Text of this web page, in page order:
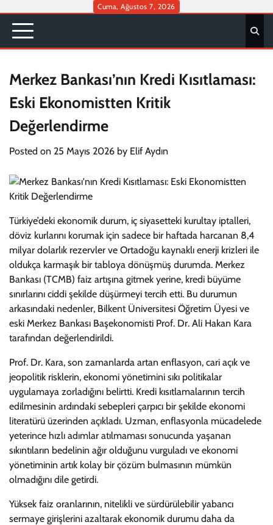
content
Cuma, Ağustos 7, 2026
Merkez Bankası’nın Kredi Kısıtlaması:
Eski Ekonomistten Kritik
Değerlendirme
Posted on 25 Mayıs 2026 by Elif Aydın
Türkiye’deki ekonomik durum, iç siyasetteki kurultay iptalleri,
döviz kurlarını korumak için sadece bir haftada harcanan 8,4
milyar dolarlık rezervler ve Ortadoğu kaynaklı enerji krizleri ile
oldukça karmaşık bir tabloya dönüşmüş durumda. Merkez
Bankası (TCMB) faiz artışına gitmek yerine, kredi büyüme
sınırlarını ciddi şekilde düşürmeyi tercih etti. Bu durumun
arkasındaki nedenler, Bilkent Üniversitesi Öğretim Üyesi ve
eski Merkez Bankası Başekonomisti Prof. Dr. Ali Hakan Kara
tarafından değerlendirildi.
Prof. Dr. Kara, son zamanlarda artan enflasyon, cari açık ve
jeopolitik risklerin, ekonomi yönetimini sıkı politikalar
uygulamaya zorladığını belirtti. Kredi kısıtlamalarının tercih
edilmesinin ardındaki sebepleri çarpıcı bir şekilde ekonomi
literatürü üzerinden açıkladı. Uzman, enflasyonla mücadelede
yeterince hızlı adımlar atılmaması sonucunda yaşanan
sıkıntıların bedelinin ağır olduğunu vurguladı ve ekonomi
yönetiminin artık kolay bir çözüm bulmasının mümkün
olmadığını dile getirdi.
Yüksek faiz oranlarının, nitelikli ve sürdürülebilir yabancı
sermaye girişlerini azaltarak ekonomik durumu daha da